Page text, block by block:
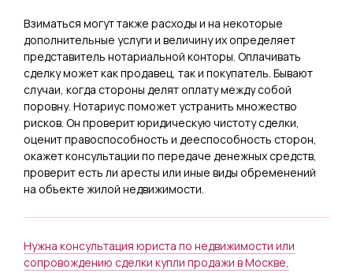
Взиматься могут также расходы и на некоторые
дополнительные услуги и величину их определяет
представитель нотариальной конторы. Оплачивать
сделку может как продавец, так и покупатель. Бывают
случаи, когда стороны делят оплату между собой
поровну. Нотариус поможет устранить множество
рисков. Он проверит юридическую чистоту сделки,
оценит правоспособность и дееспособность сторон,
окажет консультации по передаче денежных средств,
проверит есть ли аресты или иные виды обременений
на объекте жилой недвижимости.
Нужна консультация юриста по недвижимости или
сопровождению сделки купли продажи в Москве,